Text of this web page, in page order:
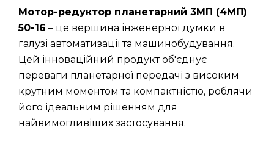
Мотор-редуктор планетарний 3МП (4МП)
50-16 – це вершина інженерної думки в
галузі автоматизації та машинобудування.
Цей інноваційний продукт об'єднує
переваги планетарної передачі з високим
крутним моментом та компактністю, роблячи
його ідеальним рішенням для
найвимогливіших застосування.